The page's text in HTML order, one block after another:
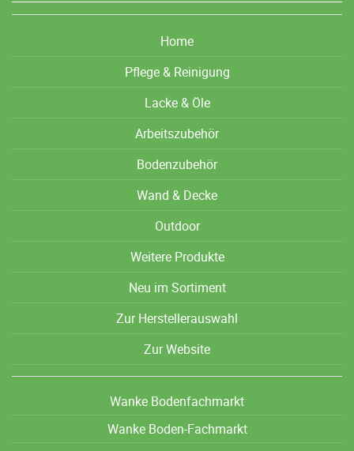
Home
Pflege & Reinigung
Lacke & Öle
Arbeitszubehör
Bodenzubehör
Wand & Decke
Outdoor
Weitere Produkte
Neu im Sortiment
Zur Herstellerauswahl
Zur Website
Wanke Bodenfachmarkt
Wanke Boden-Fachmarkt